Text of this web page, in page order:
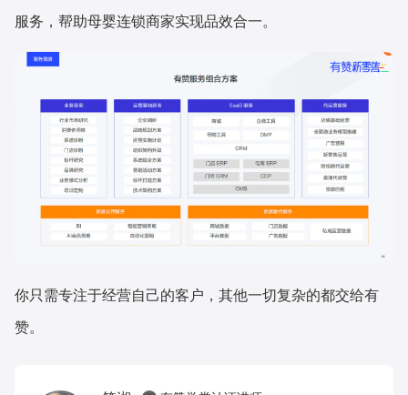
服务，帮助母婴连锁商家实现品效合一。
你只需专注于经营自己的客户，其他一切复杂的都交给有
赞。